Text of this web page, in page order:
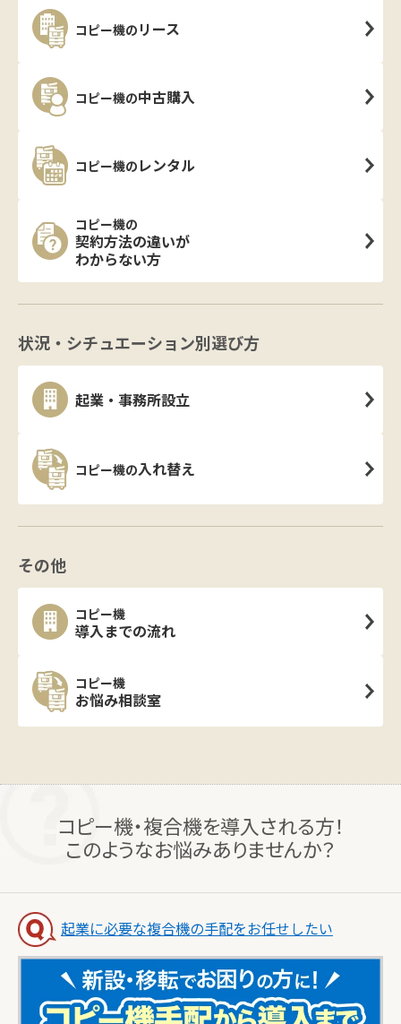
コピー機の リース
コピー機の中古購入
コピー機の レンタル
コピー機の
契約方法の違いが
わからない方
状況・シチュエーション別選び方
起業・事務所設立
コピー機の入れ替え
その他
コピー機
導入までの流れ
コピー機
お悩み相談室
コピー機・複合機を導入される方！
このようなお悩みありませんか？
起業に必要な複合機の手配をお任せしたい